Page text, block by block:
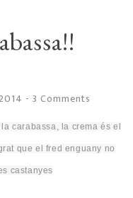
- 3 Comments
carabassa, la crema és el
que el fred enguany no
castanyes